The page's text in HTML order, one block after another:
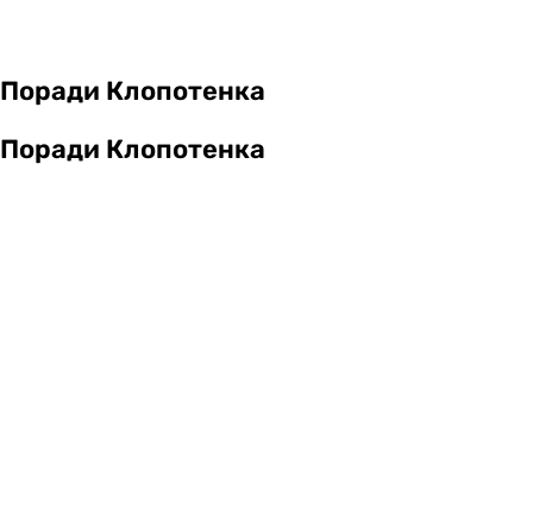
Поради Клопотенка
Поради Клопотенка